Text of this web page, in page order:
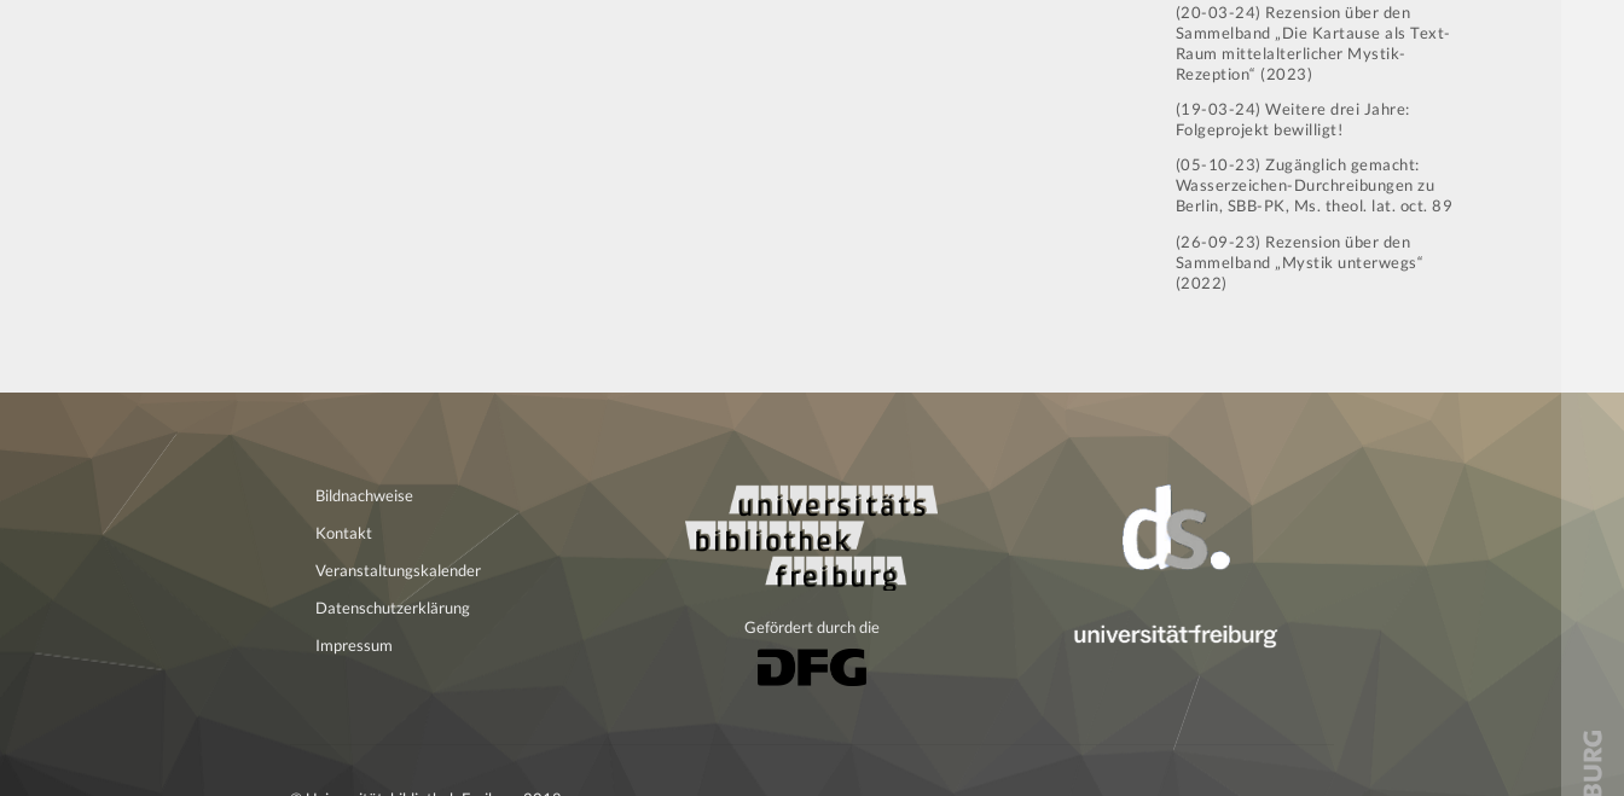
(20-03-24) Rezension über den
Sammelband „Die Kartause als Text-
Raum mittelalterlicher Mystik-
Rezeption“ (2023)
(19-03-24) Weitere drei Jahre:
Folgeprojekt bewilligt!
(05-10-23) Zugänglich gemacht:
Wasserzeichen-Durchreibungen zu
Berlin, SBB-PK, Ms. theol. lat. oct. 89
(26-09-23) Rezension über den
Sammelband „Mystik unterwegs“
(2022)
Bildnachweise
Kontakt
Veranstaltungskalender
Datenschutzerklärung
Impressum
Gefördert durch die